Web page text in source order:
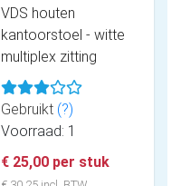
VDS houten
kantoorstoel - witte
multiplex zitting
Gebruikt (?)
Voorraad: 1
€ 25,00 per stuk